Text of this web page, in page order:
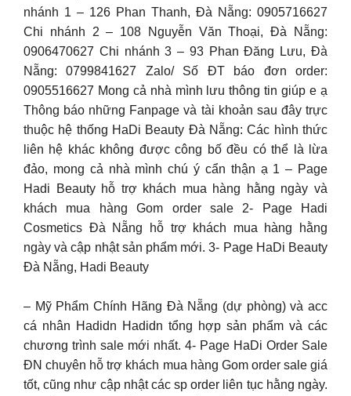
nhánh 1 – 126 Phan Thanh, Đà Nẵng: 0905716627
Chi nhánh 2 – 108 Nguyễn Văn Thoại, Đà Nẵng:
0906470627 Chi nhánh 3 – 93 Phan Đăng Lưu, Đà
Nẵng: 0799841627 Zalo/ Số ĐT báo đơn order:
0905516627 Mong cả nhà mình lưu thông tin giúp e ạ
Thông báo những Fanpage và tài khoản sau đây trực
thuộc hệ thống HaDi Beauty Đà Nẵng: Các hình thức
liên hệ khác không được công bố đều có thể là lừa
đảo, mong cả nhà mình chú ý cẩn thận ạ 1 – Page
Hadi Beauty hỗ trợ khách mua hàng hằng ngày và
khách mua hàng Gom order sale 2- Page Hadi
Cosmetics Đà Nẵng hỗ trợ khách mua hàng hằng
ngày và cập nhật sản phẩm mới. 3- Page HaDi Beauty
Đà Nẵng, Hadi Beauty
– Mỹ Phẩm Chính Hãng Đà Nẵng (dự phòng) và acc
cá nhân Hadidn Hadidn tổng hợp sản phẩm và các
chương trình sale mới nhất. 4- Page HaDi Order Sale
ĐN chuyên hỗ trợ khách mua hàng Gom order sale giá
tốt, cũng như cập nhật các sp order liên tục hằng ngày.